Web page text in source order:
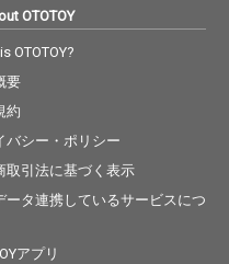
OTOTOY
OTOTOY?
要
約
バシー・ポリシー
取引法に基づく表示
ータ連携しているサービスにつ
アプリ